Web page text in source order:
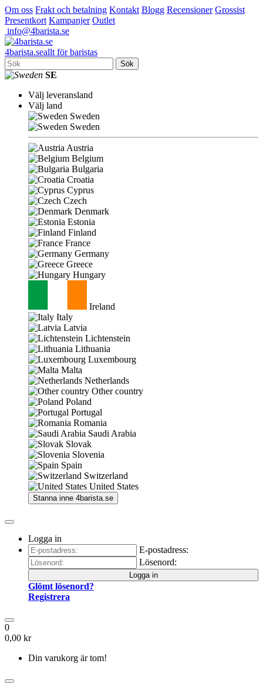
Om oss Frakt och betalning Kontakt Blogg Recensioner Grossist
Presentkort Kampanjer Outlet
info@4barista.se
4barista.seallt för baristas
Sök
SE
Välj leveransland
Välj land
Sweden
Sweden
Austria
Belgium
Bulgaria
Croatia
Cyprus
Czech
Denmark
Estonia
Finland
France
Germany
Greece
Hungary
Ireland
Italy
Latvia
Lichtenstein
Lithuania
Luxembourg
Malta
Netherlands
Other country
Poland
Portugal
Romania
Saudi Arabia
Slovak
Slovenia
Spain
Switzerland
United States
Stanna inne 4barista.se
Logga in
E-postadress:
Lösenord:
Logga in
Glömt lösenord?
Registrera
0
0,00 kr
Din varukorg är tom!